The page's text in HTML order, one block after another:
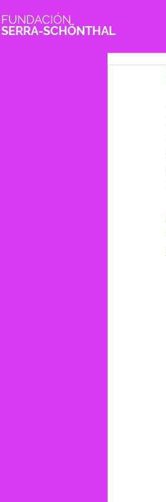
FUNDACIÓN
SERRA-SCHÖNTHAL